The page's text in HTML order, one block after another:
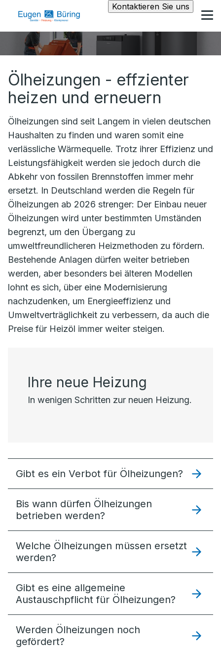
Kontaktieren Sie uns
Ölheizungen - effzienter
heizen und erneuern
Ölheizungen sind seit Langem in vielen deutschen
Haushalten zu finden und waren somit eine
verlässliche Wärmequelle. Trotz ihrer Effizienz und
Leistungsfähigkeit werden sie jedoch durch die
Abkehr von fossilen Brennstoffen immer mehr
ersetzt. In Deutschland werden die Regeln für
Ölheizungen ab 2026 strenger: Der Einbau neuer
Ölheizungen wird unter bestimmten Umständen
begrenzt, um den Übergang zu
umweltfreundlicheren Heizmethoden zu fördern.
Bestehende Anlagen dürfen weiter betrieben
werden, aber besonders bei älteren Modellen
lohnt es sich, über eine Modernisierung
nachzudenken, um Energieeffizienz und
Umweltverträglichkeit zu verbessern, da auch die
Preise für Heizöl immer weiter steigen.
Ihre neue Heizung
In wenigen Schritten zur neuen Heizung.
Gibt es ein Verbot für Ölheizungen?
Bis wann dürfen Ölheizungen
betrieben werden?
Welche Ölheizungen müssen ersetzt
werden?
Gibt es eine allgemeine
Austauschpflicht für Ölheizungen?
Werden Ölheizungen noch
gefördert?